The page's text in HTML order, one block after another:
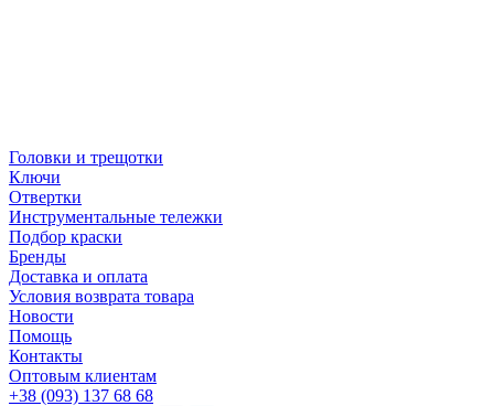
Головки и трещотки
Ключи
Отвертки
Инструментальные тележки
Подбор краски
Бренды
Доставка и оплата
Условия возврата товара
Новости
Помощь
Контакты
Оптовым клиентам
+38 (093) 137 68 68